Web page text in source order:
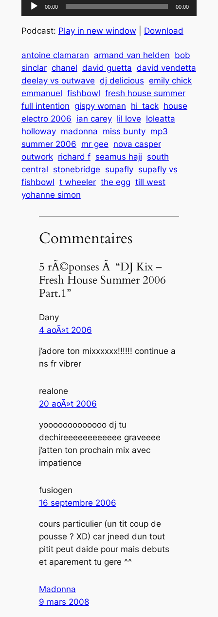
Lecteur
audio
00:00 00:00
Podcast: Play in new window Download
antoine clamaran armand van helden bob
sinclar chanel david guetta david vendetta
deelay vs outwave dj delicious emily chick
emmanuel fishbowl fresh house summer
full intention gispy woman hi_tack house
electro 2006 ian carey lil love loleatta
holloway madonna miss bunty mp3
summer 2006 mr gee nova casper
outwork richard f seamus haji south
central stonebridge supafly supafly vs
fishbowl t wheeler the egg till west
yohanne simon
Commentaires
5 rÃ©ponses Ã “DJ Kix –
Fresh House Summer 2006
Part.1”
Dany
4 aoÃ»t 2006
j’adore ton mixxxxxx!!!!!! continue a
ns fr vibrer
realone
20 aoÃ»t 2006
yooooooooooooo dj tu
dechireeeeeeeeeeee graveeee
j’atten ton prochain mix avec
impatience
fusiogen
16 septembre 2006
cours particulier (un tit coup de
pousse ? XD) car jneed dun tout
pitit peut daide pour mais debuts
et aparement tu gere ^^
Madonna
9 mars 2008